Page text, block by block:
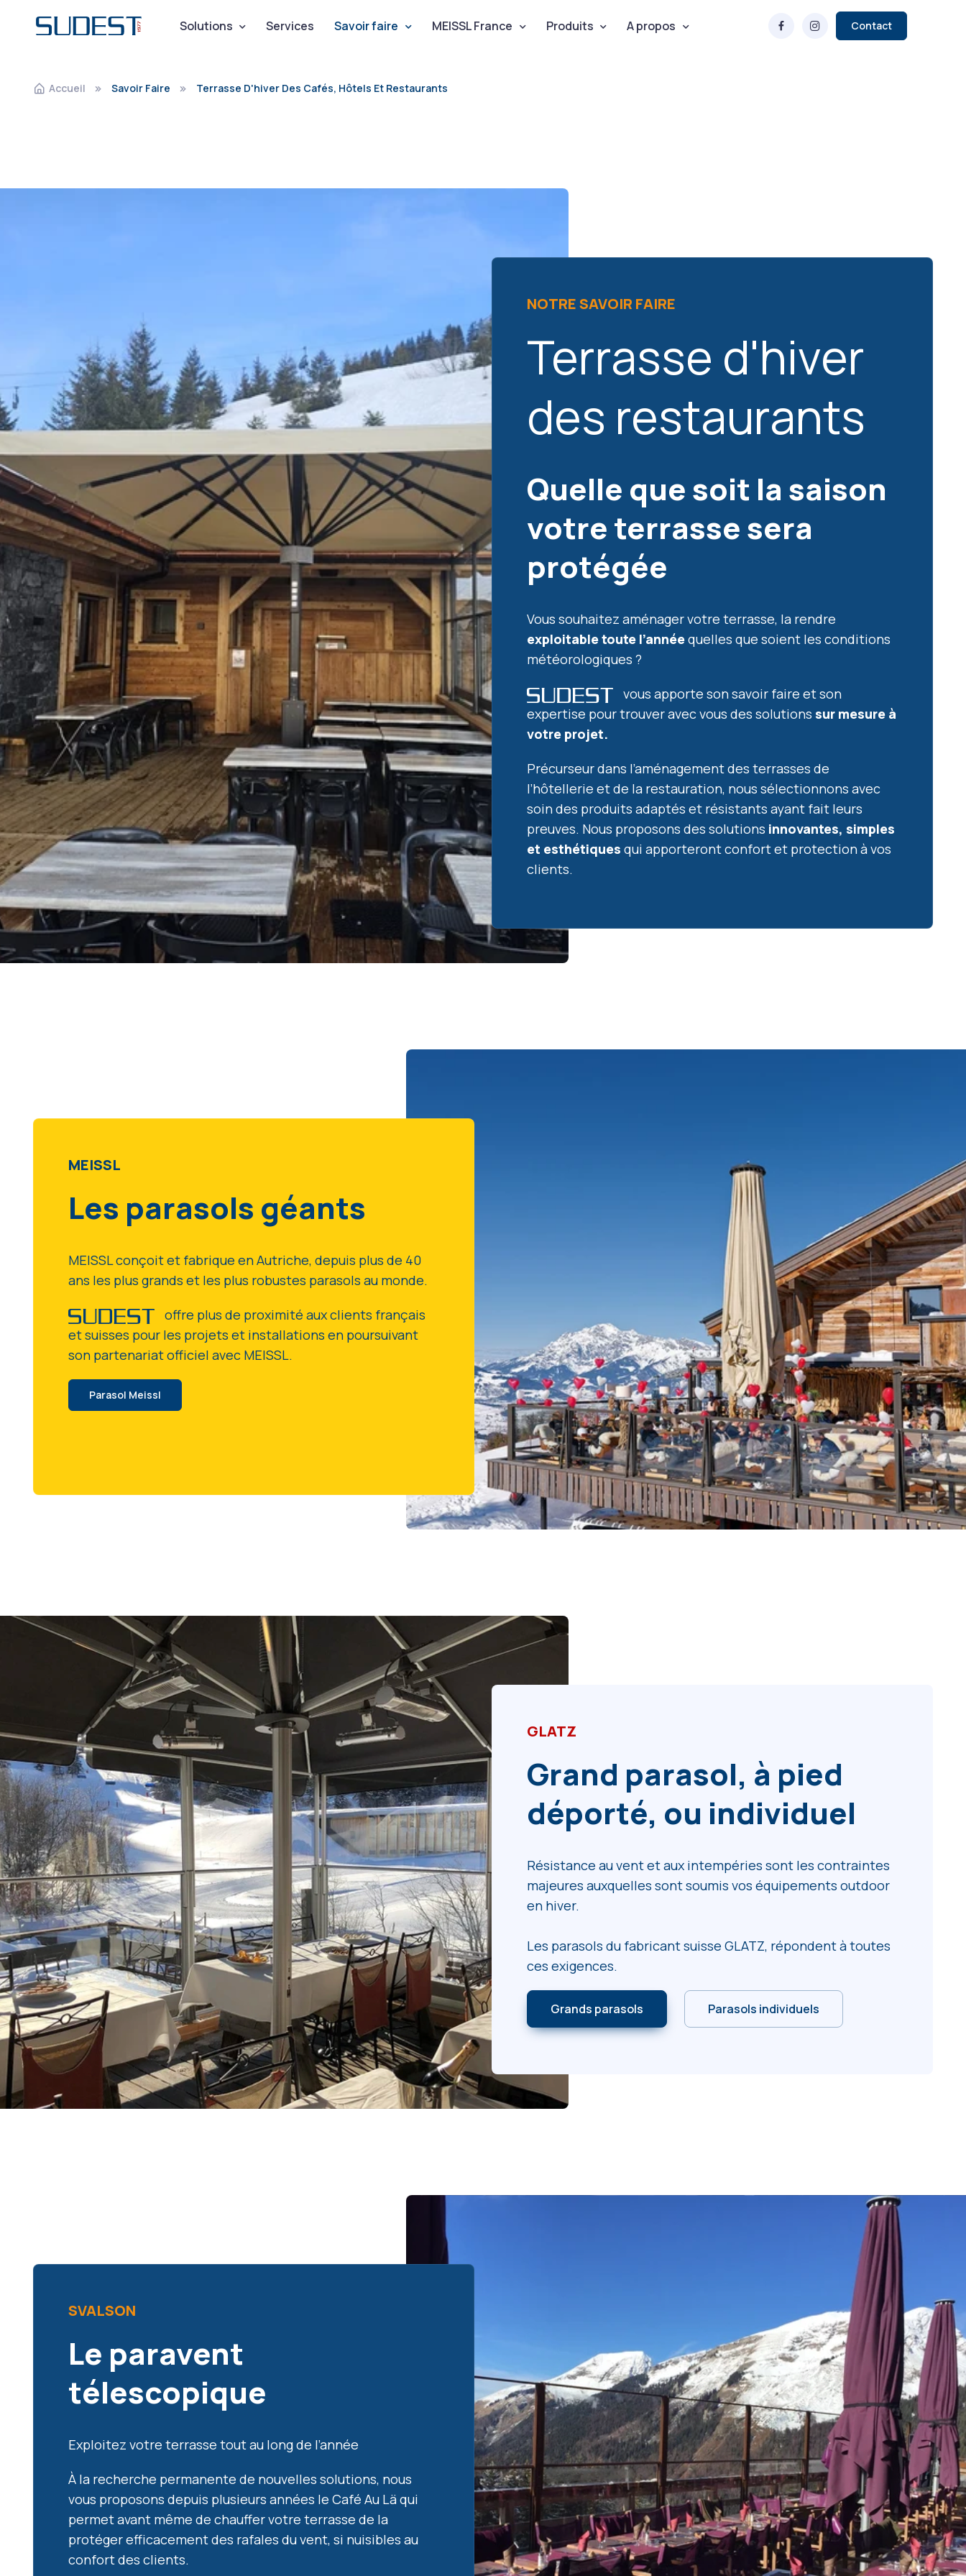
Navigation principale
Solutions Services Savoir faire MEISSL France Produits A propos Contact
Accueil Savoir Faire Terrasse D'hiver Des Cafés, Hôtels Et Restaurants
NOTRE SAVOIR FAIRE
Terrasse d'hiver
des restaurants
Quelle que soit la saison
votre terrasse sera
protégée
Vous souhaitez aménager votre terrasse, la rendre
exploitable toute l’annéequelles que soient les conditions
météorologiques ?
vous apporte son savoir faire et son
expertise pour trouver avec vous des solutions sur mesure à
votre projet.
Précurseur dans l’aménagement des terrasses de
l’hôtellerie et de la restauration, nous sélectionnons avec
soin des produits adaptés et résistants ayant fait leurs
preuves. Nous proposons des solutions innovantes, simples
et esthétiques qui apporteront confort et protection à vos
clients.
MEISSL
Les parasols géants
MEISSL conçoit et fabrique en Autriche, depuis plus de 40
ans les plus grands et les plus robustes parasols au monde.
offre plus de proximité aux clients français
et suisses pour les projets et installations en poursuivant
son partenariat officiel avec MEISSL.
Parasol Meissl
GLATZ
Grand parasol, à pied
déporté, ou individuel
Résistance au vent et aux intempéries sont les contraintes
majeures auxquelles sont soumis vos équipements outdoor
en hiver.
Les parasols du fabricant suisse GLATZ, répondent à toutes
ces exigences.
Grands parasols Parasols individuels
SVALSON
Le paravent
télescopique
Exploitez votre terrasse tout au long de l’année
À la recherche permanente de nouvelles solutions, nous
vous proposons depuis plusieurs années le Café Au Lä qui
permet avant même de chauffer votre terrasse de la
protéger efficacement des rafales du vent, si nuisibles au
confort des clients.